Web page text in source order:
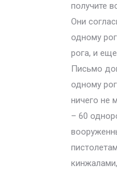
получите
Они
одному
рога, и
Письмо
одному
ничего не
– 60